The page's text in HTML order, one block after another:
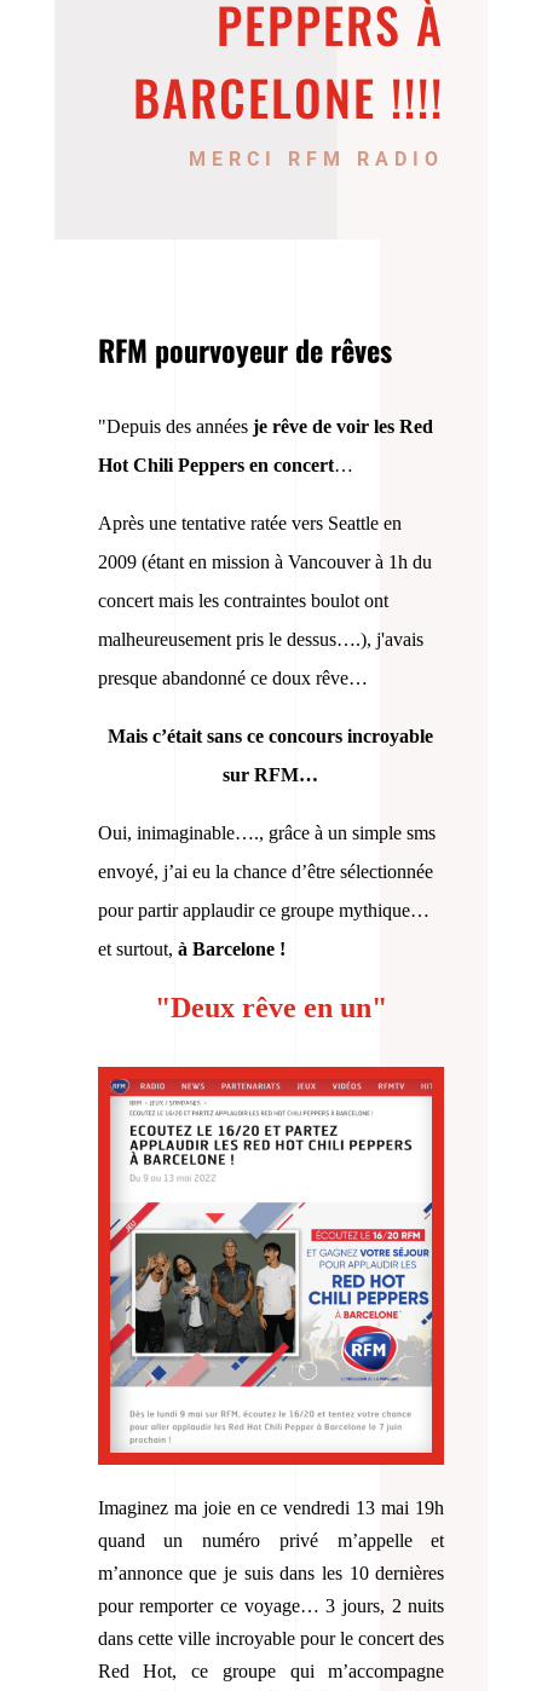
PEPPERS À
BARCELONE !!!!
MERCI RFM RADIO
RFM pourvoyeur de rêves
"Depuis des années je rêve de voir les Red
Hot Chili Peppers en concert…
Après une tentative ratée vers Seattle en
2009 (étant en mission à Vancouver à 1h du
concert mais les contraintes boulot ont
malheureusement pris le dessus….), j'avais
presque abandonné ce doux rêve…
Mais c’était sans ce concours incroyable
sur RFM…
Oui, inimaginable…., grâce à un simple sms
envoyé, j’ai eu la chance d’être sélectionnée
pour partir applaudir ce groupe mythique…
et surtout, à Barcelone !
"Deux rêve en un"
Imaginez ma joie en ce vendredi 13 mai 19h
quand un numéro privé m’appelle et
m’annonce que je suis dans les 10 dernières
pour remporter ce voyage… 3 jours, 2 nuits
dans cette ville incroyable pour le concert des
Red Hot, ce groupe qui m’accompagne